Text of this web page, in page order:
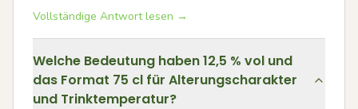
Vollständige Antwort lesen →
Welche Bedeutung haben 12,5 % vol und
das Format 75 cl für Alterungscharakter
und Trinktemperatur?